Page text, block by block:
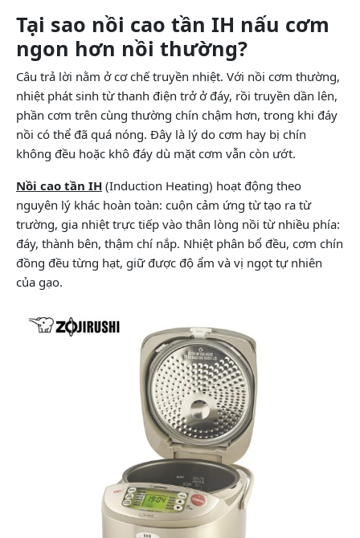
Tại sao nồi cao tần IH nấu cơm
ngon hơn nồi thường?
Câu trả lời nằm ở cơ chế truyền nhiệt. Với nồi cơm thường,
nhiệt phát sinh từ thanh điện trở ở đáy, rồi truyền dần lên,
phần cơm trên cùng thường chín chậm hơn, trong khi đáy
nồi có thể đã quá nóng. Đây là lý do cơm hay bị chín
không đều hoặc khô đáy dù mặt cơm vẫn còn ướt.
Nồi cao tần IH (Induction Heating) hoạt động theo
nguyên lý khác hoàn toàn: cuộn cảm ứng từ tạo ra từ
trường, gia nhiệt trực tiếp vào thân lòng nồi từ nhiều phía:
đáy, thành bên, thậm chí nắp. Nhiệt phân bổ đều, cơm chín
đồng đều từng hạt, giữ được độ ẩm và vị ngọt tự nhiên
của gạo.